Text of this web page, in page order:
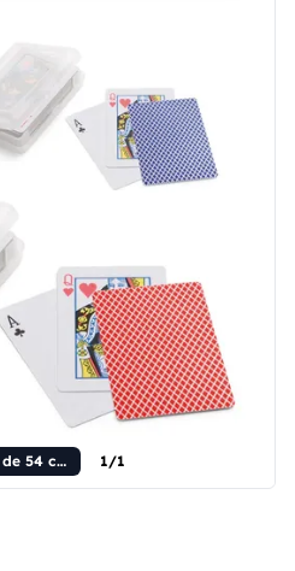
JOHAN. Paquete de 54 cartas 1/1